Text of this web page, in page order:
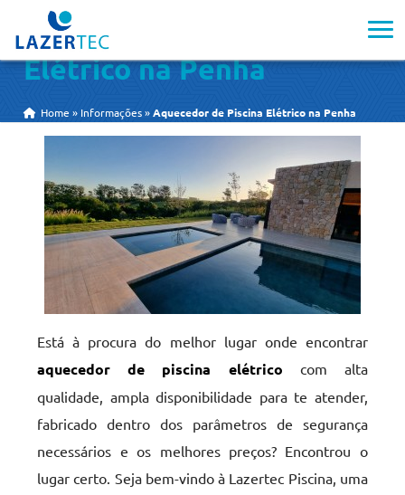
Aquecedor de Piscina
Elétrico na Penha
Home » Informações »Aquecedor de Piscina Elétrico na Penha
Está à procura do melhor lugar onde encontrar
aquecedor de piscina elétrico com alta
qualidade, ampla disponibilidade para te atender,
fabricado dentro dos parâmetros de segurança
necessários e os melhores preços? Encontrou o
lugar certo. Seja bem-vindo à Lazertec Piscina, uma